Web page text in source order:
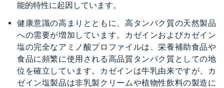
能的特性に起因しています。
健康意識の高まりとともに、高タンパク質の天然製品
への需要が増加しています。カゼインおよびカゼイン
塩の完全なアミノ酸プロファイルは、栄養補助食品や
食品に頻繁に使用される高品質タンパク質としての地
位を確立しています。カゼインは牛乳由来ですが、カ
ゼイン塩製品は非乳製クリームや植物性飲料の製造に